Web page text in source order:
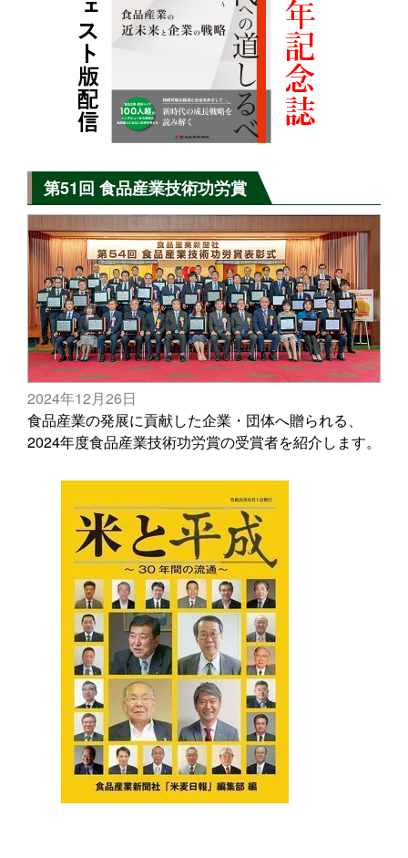
第51回 食品産業技術功労賞
2024年12月26日
食品産業の発展に貢献した企業・団体へ贈られる、
2024年度食品産業技術功労賞の受賞者を紹介します。